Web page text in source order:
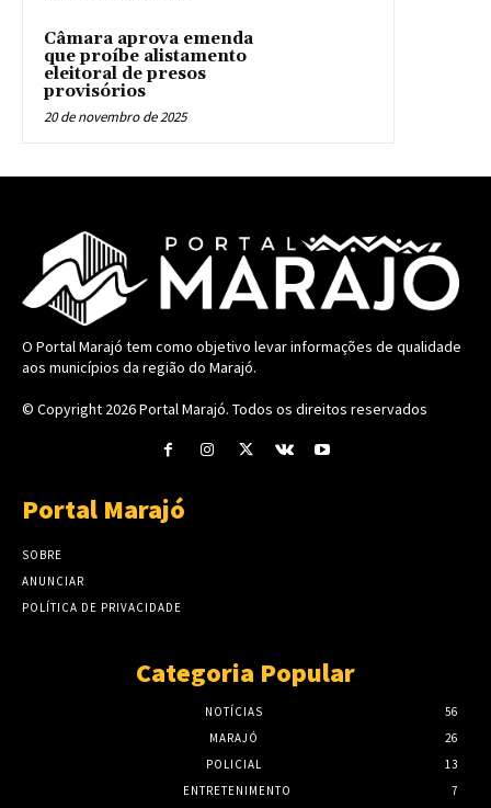
Câmara aprova emenda
que proíbe alistamento
eleitoral de presos
provisórios
20 de novembro de 2025
O Portal Marajó tem como objetivo levar informações de qualidade
aos municípios da região do Marajó.
© Copyright 2026Portal Marajó. Todos os direitos reservados
Portal Marajó
SOBRE
ANUNCIAR
POLÍTICA DE PRIVACIDADE
Categoria Popular
NOTÍCIAS
56
MARAJÓ
26
POLICIAL
13
ENTRETENIMENTO
7